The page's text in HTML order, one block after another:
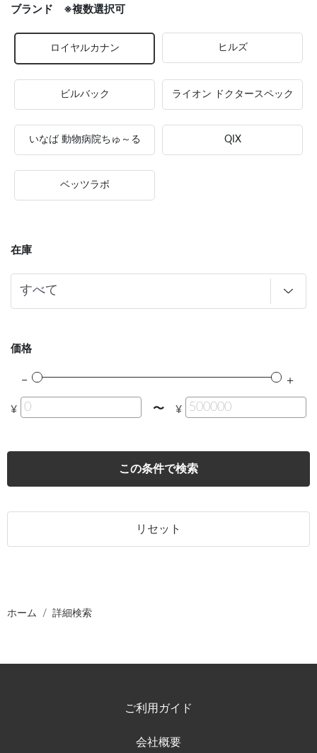
ブランド ※複数選択可
ロイヤルカナン ヒルズ
ビルバック ライオン ドクタースペック
いなば 動物病院ちゅ～る QIX
ベッツラボ
在庫
価格
¥ 〜 ¥
この条件で検索
リセット
ホーム 詳細検索
ご利用ガイド
会社概要